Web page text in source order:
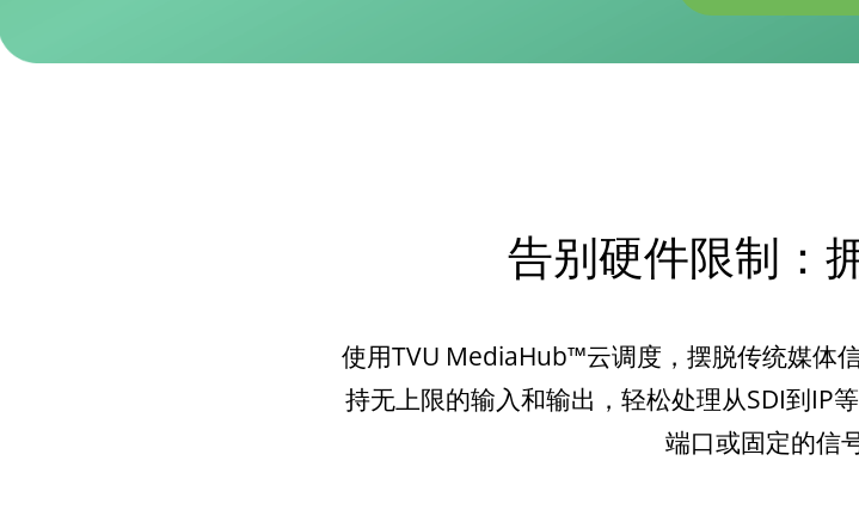
告别硬件限制：
使用TVU MediaHub™云调度，摆脱传统媒体
持无上限的输入和输出，轻松处理从SDI到IP
端口或固定的信